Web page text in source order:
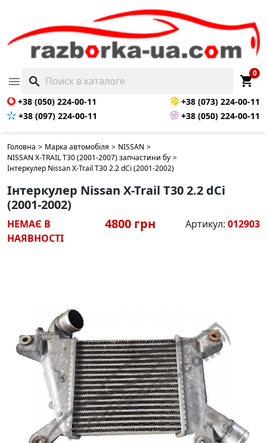
 search shopping_cart
0
+38 (050) 224-00-11
+38 (073) 224-00-11
+38 (097) 224-00-11
+38 (050) 224-00-11
Головна > Марка автомобіля > NISSAN >
NISSAN X-TRAIL T30 (2001-2007) запчастини бу >
Інтеркулер Nissan X-Trail T30 2.2 dCi (2001-2002)
Інтеркулер Nissan X-Trail T30 2.2 dCi
(2001-2002)
НЕМАЄ В
НАЯВНОСТІ
4800 грн Артикул: 012903
НЕМАЄ В НАЯВНОСТІ